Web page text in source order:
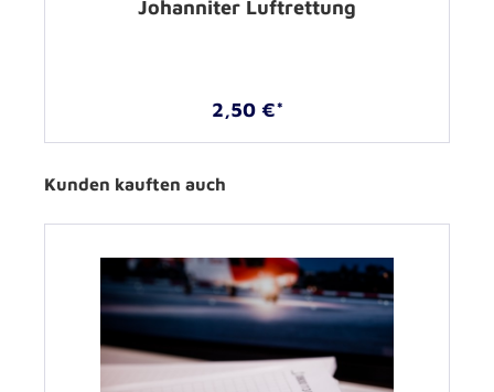
Johanniter Luftrettung
2,50 €*
Kunden kauften auch